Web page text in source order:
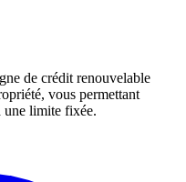
de crédit renouvelable
vous permettant
une limite fixée.